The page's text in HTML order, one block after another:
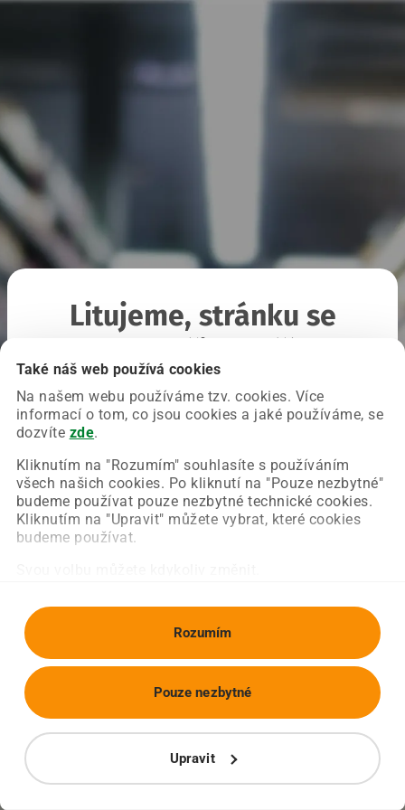
Také náš web používá cookies
Na našem webu používáme tzv. cookies. Více
informací o tom, co jsou cookies a jaké používáme, se
dozvíte zde.
Kliknutím na "Rozumím" souhlasíte s používáním
všech našich cookies. Po kliknutí na "Pouze nezbytné"
budeme používat pouze nezbytné technické cookies.
Kliknutím na "Upravit" můžete vybrat, které cookies
budeme používat.
Rozumím
Upravit
Pouze nezbytné
Litujeme, stránku se
Chyba nastala na naší straně a už ji opravujeme.
Zkuste prosím znovu načíst požadovanou stránku.
Obnovit stránku Úvodní strana